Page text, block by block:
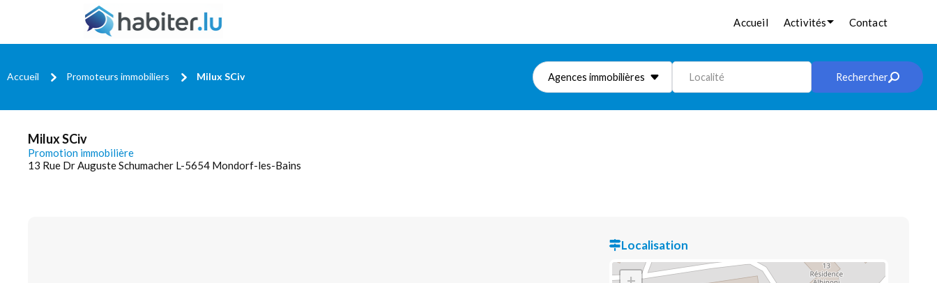
Accueil Activités Contact
Accueil Promoteurs immobiliers Milux SCiv Agences immobilières Localité Rechercher
Milux SCiv
Promotion immobilière
13 Rue Dr Auguste Schumacher L-5654 Mondorf-les-Bains
Localisation